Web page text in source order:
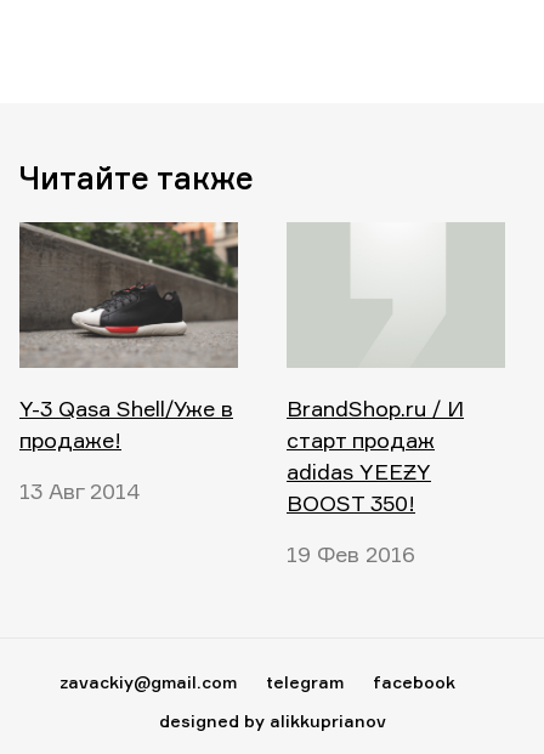
Читайте также
Y-3 Qasa Shell/Уже в
продаже!
13 Авг 2014
BrandShop.ru / И
старт продаж
adidas YEEƵY
BOOST 350!
19 Фев 2016
zavackiy@gmail.com telegram
facebook
designed by alikkuprianov